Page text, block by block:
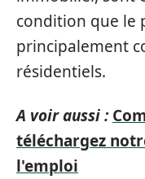
condition que le
principalement
résidentiels.
A voir aussi :
téléchargez
l'emploi